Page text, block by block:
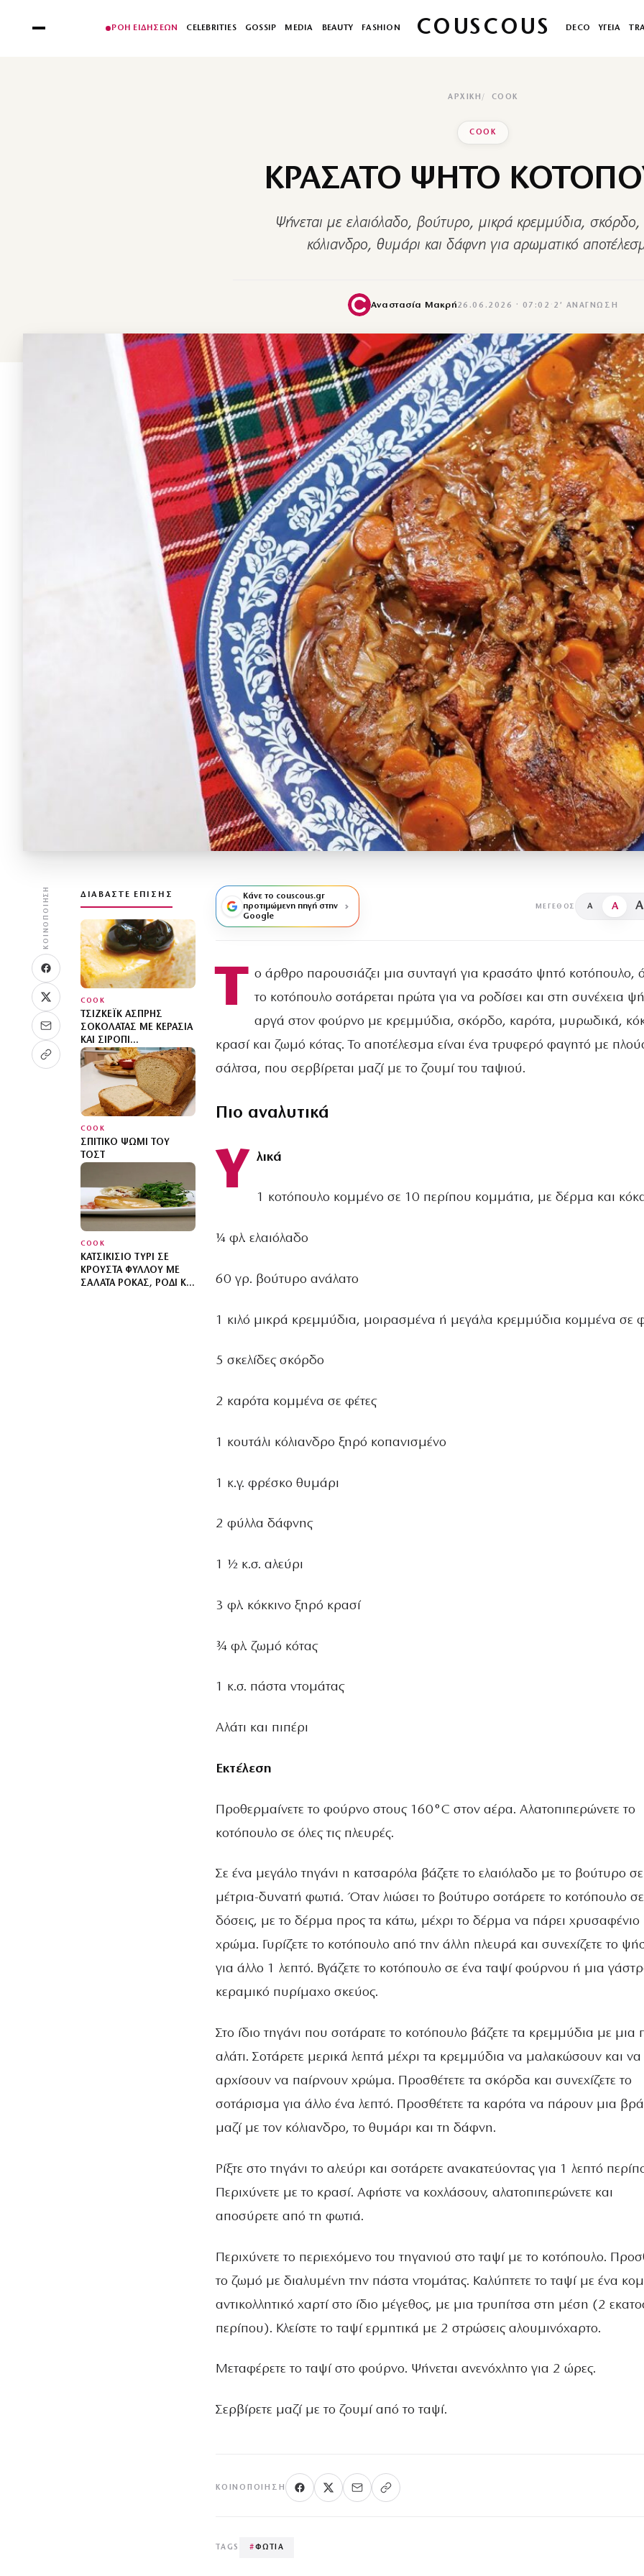
ΡΟΗ ΕΙΔΗΣΕΩΝ CELEBRITIES GOSSIP MEDIA BEAUTY FASHION COUSCOUS DECO ΥΓΕΙΑ
ΑΡΧΙΚΉ COOK
COOK
ΚΡΑΣΑΤΟ ΨΗΤΟ
Ψήνεται με ελαιόλαδο, βούτυρο, μικρά κρεμμύδια, σκόρδο,
κόλιανδρο, θυμάρι και δάφνη για αρωματικό
Αναστασία Μακρή26.06.2026 · 07:02 · 2′ ΑΝΆΓΝΩΣΗ
ΚΟΙΝΟΠΟΊΗΣΗ ΔΙΑΒΆΣΤΕ ΕΠΊΣΗΣ
COOK
ΤΣΊΖΚΕΪΚ ΆΣΠΡΗΣ
ΣΟΚΟΛΆΤΑΣ ΜΕ ΚΕΡΆΣΙΑ
ΚΑΙ ΣΙΡΌΠΙ
ΚΟΥΜΑΝΤΑΡΊΑΣ
COOK
ΣΠΙΤΙΚΌ ΨΩΜΊ ΤΟΥ
ΤΟΣΤ
COOK
ΚΑΤΣΙΚΊΣΙΟ ΤΥΡΊ ΣΕ
ΚΡΟΎΣΤΑ ΦΎΛΛΟΥ ΜΕ
ΣΑΛΆΤΑ ΡΌΚΑΣ, ΡΌΔΙ ΚΑΙ
Κάνε το couscous.gr
προτιμώμενη πηγή στην
Google
ΜΈΓΕΘΟΣ A A A
Τ ο άρθρο παρουσιάζει μια συνταγή για κρασάτο ψητό κοτόπουλο,
το κοτόπουλο σοτάρεται πρώτα για να ροδίσει και στη συνέχεια
αργά στον φούρνο με κρεμμύδια, σκόρδο, καρότα, μυρωδικά,
κρασί και ζωμό κότας. Το αποτέλεσμα είναι ένα τρυφερό φαγητό με
σάλτσα, που σερβίρεται μαζί με το ζουμί του ταψιού.
Πιο αναλυτικά
Υ λικά
1 κοτόπουλο κομμένο σε 10 περίπου κομμάτια, με δέρμα και
¼ φλ. ελαιόλαδο
60 γρ. βούτυρο ανάλατο
1 κιλό μικρά κρεμμύδια, μοιρασμένα ή μεγάλα κρεμμύδια κομμένα σε
5 σκελίδες σκόρδο
2 καρότα κομμένα σε φέτες
1 κουτάλι κόλιανδρο ξηρό κοπανισμένο
1 κ.γ. φρέσκο θυμάρι
2 φύλλα δάφνης
1 ½ κ.σ. αλεύρι
3 φλ. κόκκινο ξηρό κρασί
¾ φλ. ζωμό κότας
1 κ.σ. πάστα ντομάτας
Αλάτι και πιπέρι
Εκτέλεση
Προθερμαίνετε το φούρνο στους 160°C στον αέρα. Αλατοπιπερώνετε το
κοτόπουλο σε όλες τις πλευρές.
Σε ένα μεγάλο τηγάνι η κατσαρόλα βάζετε το ελαιόλαδο με το βούτυρο σε
μέτρια-δυνατή φωτιά. Όταν λιώσει το βούτυρο σοτάρετε το κοτόπουλο σε
δόσεις, με το δέρμα προς τα κάτω, μέχρι το δέρμα να πάρει χρυσαφένιο
χρώμα. Γυρίζετε το κοτόπουλο από την άλλη πλευρά και συνεχίζετε το
για άλλο 1 λεπτό. Βγάζετε το κοτόπουλο σε ένα ταψί φούρνου ή μια
κεραμικό πυρίμαχο σκεύος.
Στο ίδιο τηγάνι που σοτάρατε το κοτόπουλο βάζετε τα κρεμμύδια με μια
αλάτι. Σοτάρετε μερικά λεπτά μέχρι τα κρεμμύδια να μαλακώσουν και να
αρχίσουν να παίρνουν χρώμα. Προσθέτετε τα σκόρδα και συνεχίζετε το
σοτάρισμα για άλλο ένα λεπτό. Προσθέτετε τα καρότα να πάρουν μια
μαζί με τον κόλιανδρο, το θυμάρι και τη δάφνη.
Ρίξτε στο τηγάνι το αλεύρι και σοτάρετε ανακατεύοντας για 1 λεπτό
Περιχύνετε με το κρασί. Αφήστε να κοχλάσουν, αλατοπιπερώνετε και
αποσύρετε από τη φωτιά.
Περιχύνετε το περιεχόμενο του τηγανιού στο ταψί με το κοτόπουλο.
το ζωμό με διαλυμένη την πάστα ντομάτας. Καλύπτετε το ταψί με ένα
αντικολλητικό χαρτί στο ίδιο μέγεθος, με μια τρυπίτσα στη μέση (2
περίπου). Κλείστε το ταψί ερμητικά με 2 στρώσεις αλουμινόχαρτο.
Μεταφέρετε το ταψί στο φούρνο. Ψήνεται ανενόχλητο για 2 ώρες.
Σερβίρετε μαζί με το ζουμί από το ταψί.
ΚΟΙΝΟΠΟΊΗΣΗ
TAGS #ΦΩΤΙΑ